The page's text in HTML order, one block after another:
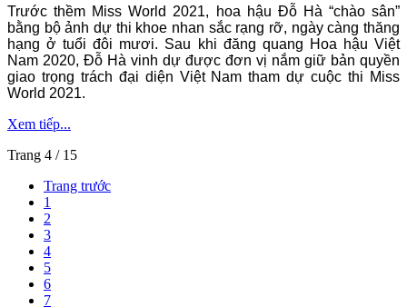
Trước thềm Miss World 2021, hoa hậu Đỗ Hà “chào sân”
bằng bộ ảnh dự thi khoe nhan sắc rạng rỡ, ngày càng thăng
hạng ở tuổi đôi mươi. Sau khi đăng quang Hoa hậu Việt
Nam 2020, Đỗ Hà vinh dự được đơn vị nắm giữ bản quyền
giao trọng trách đại diện Việt Nam tham dự cuộc thi Miss
World 2021.
Xem tiếp...
Trang 4 / 15
Trang trước
1
2
3
4
5
6
7